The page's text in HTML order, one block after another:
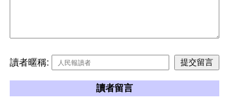
讀者暱稱:
讀者留言